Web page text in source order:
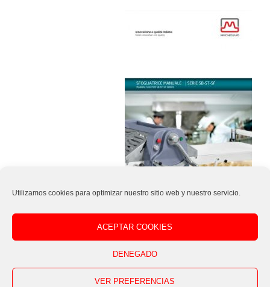
Utilizamos cookies para optimizar nuestro sitio web y nuestro servicio.
ACEPTAR COOKIES
DENEGADO
VER PREFERENCIAS